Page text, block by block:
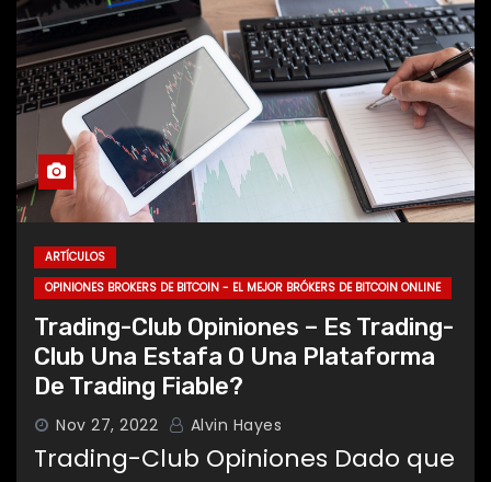
ARTÍCULOS
OPINIONES BROKERS DE BITCOIN - EL MEJOR BRÓKERS DE BITCOIN ONLINE
Trading-Club Opiniones – Es Trading-
Club Una Estafa O Una Plataforma
De Trading Fiable?
Nov 27, 2022 Alvin Hayes
Trading-Club Opiniones Dado que